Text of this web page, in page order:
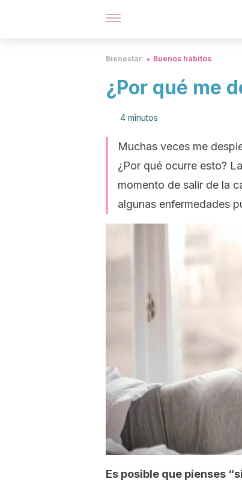
Bienestar Buenos hábitos
¿Por qué me
4 minutos
Muchas veces me
¿Por qué ocurre esto?
momento de salir de la
algunas enfermedades
Es posible que pienses